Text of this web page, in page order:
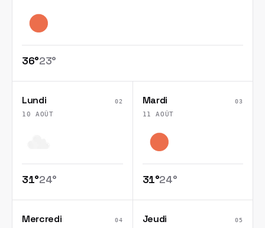
36°23°
Lundi
10 AOÛT
02
31°24°
Mardi
11 AOÛT
03
31°24°
Mercredi 04 Jeudi 05